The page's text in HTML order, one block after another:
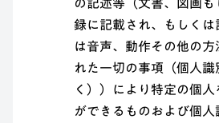
の記述等（文書、図画
録に記載され、もしくは
は音声、動作その他の方
れた一切の事項（個人識
く））により特定の個人
ができるものおよび個人